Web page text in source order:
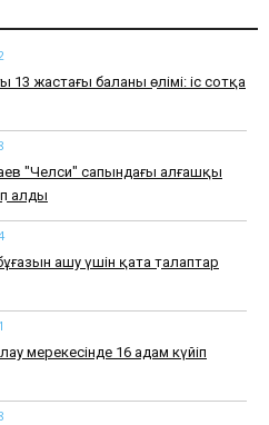
13 жастағы баланың өлімі: іс сотқа
"Челси" сапындағы алғашқы
алды
ашу үшін қатаң талаптар
мерекесінде 16 адам күйіп